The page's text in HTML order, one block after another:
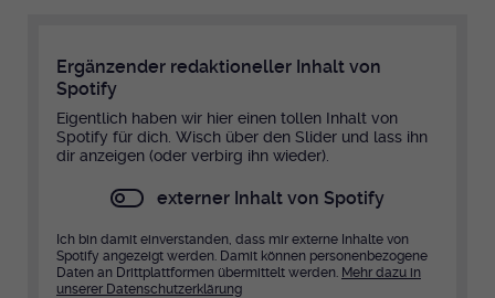
Ergänzender redaktioneller Inhalt von
Spotify
Eigentlich haben wir hier einen tollen Inhalt von
Spotify für dich. Wisch über den Slider und lass ihn
dir anzeigen (oder verbirg ihn wieder).
externer Inhalt von Spotify
Ich bin damit einverstanden, dass mir externe Inhalte von
Spotify angezeigt werden. Damit können personenbezogene
Daten an Drittplattformen übermittelt werden. Mehr dazu in
unserer Datenschutzerklärung
Laufzeit
Zweck
PHP Daten Identifikator, der gesetzt wird
wenn die PHP session() Methode benutzt
Name uid
Anbieter
Laufzeit 1 Jahr
Speicherung der Cookie Constent
Spotify
Giphy